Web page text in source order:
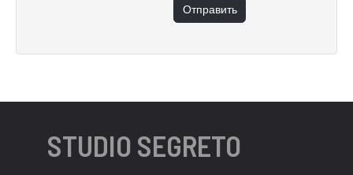
Отправить
STUDIO SEGRETO